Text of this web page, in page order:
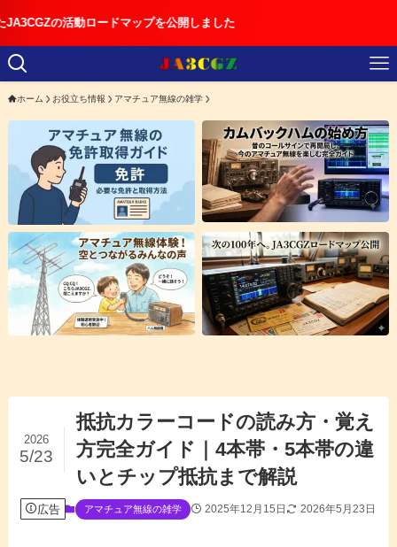
ロードマップを公開しました
ホーム お役立ち情報 アマチュア無線の雑学
抵抗カラーコードの読み方・覚え
方完全ガイド｜4本帯・5本帯の違
いとチップ抵抗まで解説
2026
5/23
広告 アマチュア無線の雑学 2025年12月15日 2026年5月23日